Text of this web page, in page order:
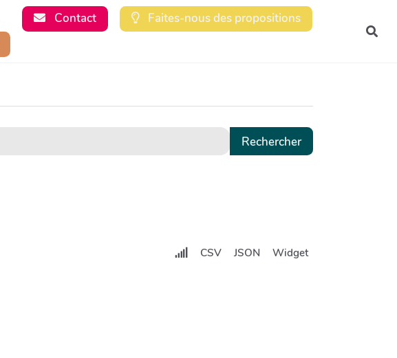
Contact
Faites-nous des propositions
CSV JSON Widget